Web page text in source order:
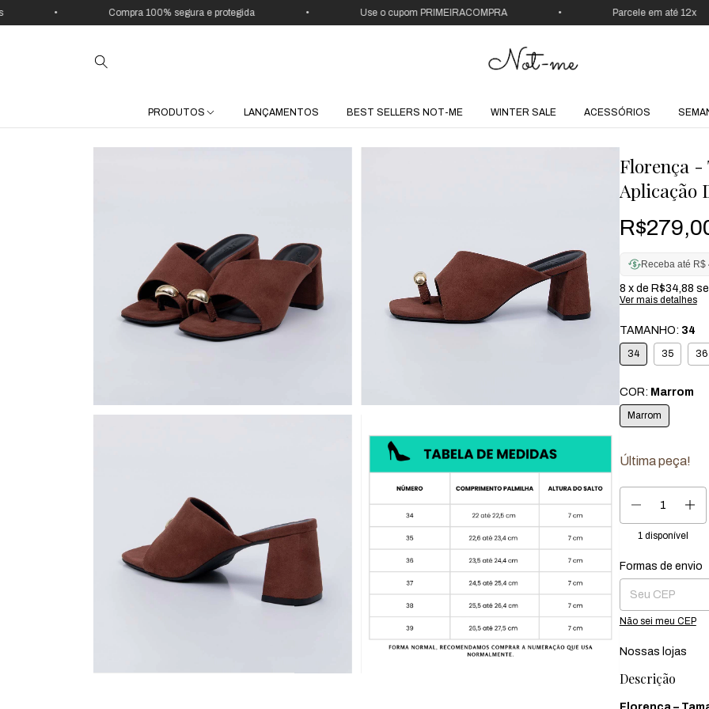
Compra 100% segura e protegida Use o cupom PRIMEIRACOMPRA Parcele em até 12x
PRODUTOS LANÇAMENTOS BEST SELLERS NOT-ME WINTER SALE ACESSÓRIOS
Florença -
Aplicação
Receba até R$
8 x de R$34,88
Ver mais detalhes
TAMANHO: 34
34 35 36
COR: Marrom
Marrom
Última peça!
1 disponível
Entregas para o CEP:
Formas de envio
Não sei meu CEP
Nossas lojas
Descrição